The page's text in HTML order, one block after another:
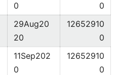
0
0
29Aug20
20
12652910
0
11Sep202
0
12652910
0